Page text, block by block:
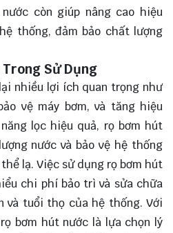
còn giúp nâng cao hiệu
thống, đảm bảo chất lượng
Sử Dụng
nhiều lợi ích quan trọng như
vệ máy bơm, và tăng hiệu
lọc hiệu quả, rọ bơm hút
nước và bảo vệ hệ thống
lạ. Việc sử dụng rọ bơm hút
chi phí bảo trì và sửa chữa
và tuổi thọ của hệ thống. Với
bơm hút nước là lựa chọn lý